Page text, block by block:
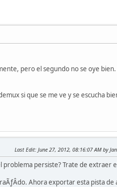
pero el segundo no se oye bien.
si que se me ve y se escucha
Last Edit: June 27, 2012, 08:16:07 AM by
problema persiste? Trate de extraer
Ahora exportar esta pista de